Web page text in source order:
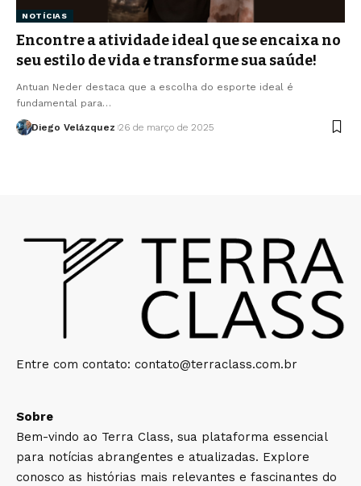
NOTÍCIAS
Encontre a atividade ideal que se encaixa no
seu estilo de vida e transforme sua saúde!
Antuan Neder destaca que a escolha do esporte ideal é
fundamental para…
Diego Velázquez 26 de março de 2025
Entre com contato: contato@terraclass.com.br
Sobre
Bem-vindo ao Terra Class, sua plataforma essencial
para notícias abrangentes e atualizadas. Explore
conosco as histórias mais relevantes e fascinantes do